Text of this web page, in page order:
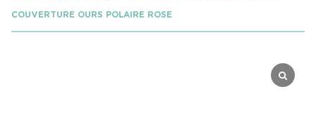
COUVERTURE OURS POLAIRE ROSE